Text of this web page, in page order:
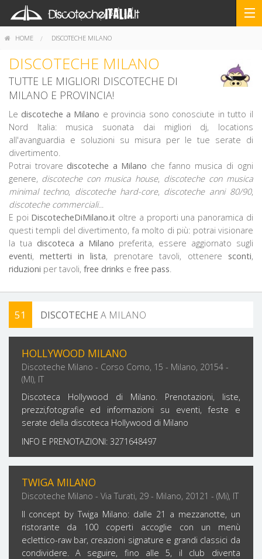
HOME DISCOTECHE MILANO
DISCOTECHE MILANO
TUTTE LE MIGLIORI DISCOTECHE DI
MILANO E PROVINCIA!
Le discoteche a Milano e provincia sono conosciute in tutto il
Nord Italia: musica suonata dai migliori dj, locations
all'avanguardia e soluzioni su misura per le tue serate di
divertimento.
Potrai trovare discoteche a Milano che fanno musica di ogni
genere, discoteche con musica house, discoteche con musica
minimal techno, discoteche hard-core, discoteche anni 80/90,
discoteche commerciali...
E poi DiscotecheDiMilano.it oltre a proporti una panoramica di
questi templi del divertimento, fa molto di più: potrai visionare
la tua discoteca a Milano preferita, essere aggiornato sugli
eventi, metterti in lista, prenotare tavoli, ottenere sconti,
riduzioni per tavoli, free drinks e free pass.
51 DISCOTECHE A MILANO
HOLLYWOOD MILANO
Discoteche Milano - Corso Como, 15 - Milano, 20154 -
(MI), IT
Discoteca Hollywood di Milano. Prenotazioni, liste,
prezzi,fotografie ed informazioni su eventi, feste e
serate della discoteca Hollywood di Milano
INFO E PRENOTAZIONI: 3271648497
TWIGA MILANO
Discoteche Milano - Via Turati, 29 - Milano, 20121 - (Mi), IT
Il concept by Twiga Milano: dalle 21 a mezzanotte, un
ristorante da 100 coperti accoglie con un menù
eclettico-raw bar, creazioni signature e grandi classici da
condividere. A seguire, fino alle 5, il club diventa